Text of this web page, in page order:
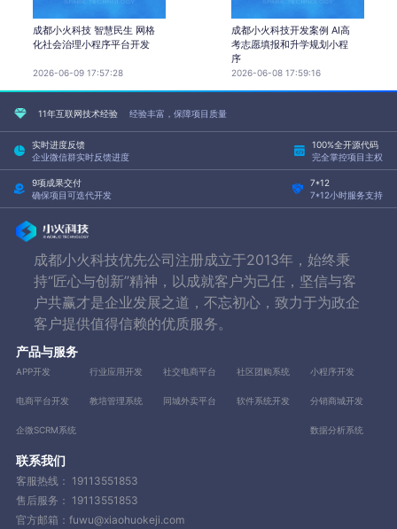
成都小火科技 智慧民生 网格
化社会治理小程序平台开发
2026-06-09 17:57:28
成都小火科技开发案例 AI高
考志愿填报和升学规划小程
序
2026-06-08 17:59:16
11年互联网技术经验 经验丰富，保障项目质量
实时进度反馈
企业微信群实时反馈进度
100%全开源代码
完全掌控项目主权
9项成果交付
确保项目可迭代开发
7*12
7*12小时服务支持
成都小火科技优先公司注册成立于2013年，始终秉
持“匠心与创新”精神，以成就客户为己任，坚信与客
户共赢才是企业发展之道，不忘初心，致力于为政企
客户提供值得信赖的优质服务。
产品与服务
APP开发 行业应用开发 社交电商平台 社区团购系统 小程序开发
电商平台开发 教培管理系统 同城外卖平台 软件系统开发 分销商城开发
企微SCRM系统 数据分析系统
联系我们
客服热线： 19113551853
售后服务： 19113551853
官方邮箱：fuwu@xiaohuokeji.com